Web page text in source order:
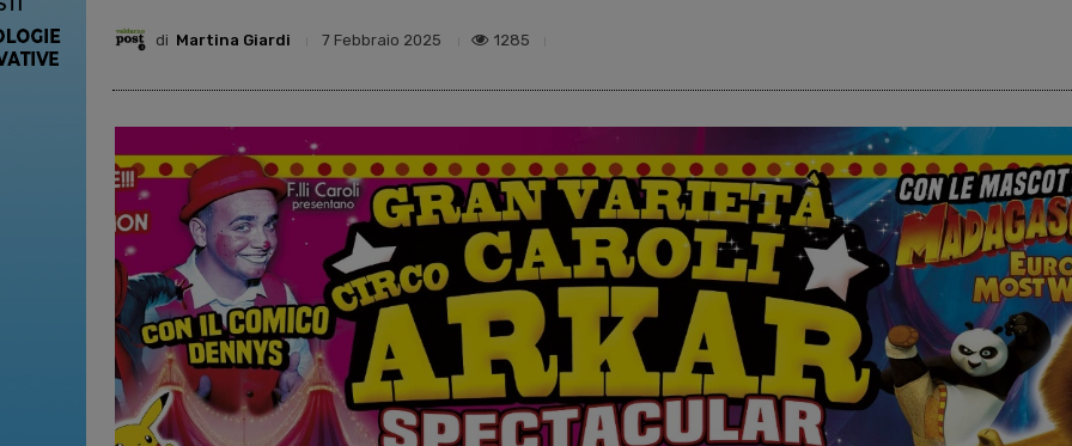
di Martina Giardi 7 Febbraio 2025 1285